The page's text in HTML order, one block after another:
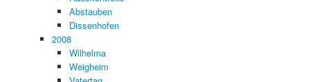
Abstauben
Dissenhofen
2008
Wilhelma
Weigheim